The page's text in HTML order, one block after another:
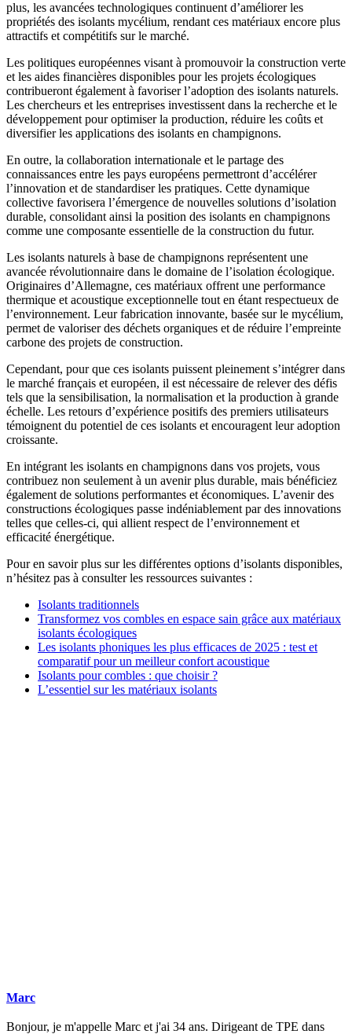
plus, les avancées technologiques continuent d’améliorer les
propriétés des isolants mycélium, rendant ces matériaux encore plus
attractifs et compétitifs sur le marché.
Les politiques européennes visant à promouvoir la construction verte
et les aides financières disponibles pour les projets écologiques
contribueront également à favoriser l’adoption des isolants naturels.
Les chercheurs et les entreprises investissent dans la recherche et le
développement pour optimiser la production, réduire les coûts et
diversifier les applications des isolants en champignons.
En outre, la collaboration internationale et le partage des
connaissances entre les pays européens permettront d’accélérer
l’innovation et de standardiser les pratiques. Cette dynamique
collective favorisera l’émergence de nouvelles solutions d’isolation
durable, consolidant ainsi la position des isolants en champignons
comme une composante essentielle de la construction du futur.
Les isolants naturels à base de champignons représentent une
avancée révolutionnaire dans le domaine de l’isolation écologique.
Originaires d’Allemagne, ces matériaux offrent une performance
thermique et acoustique exceptionnelle tout en étant respectueux de
l’environnement. Leur fabrication innovante, basée sur le mycélium,
permet de valoriser des déchets organiques et de réduire l’empreinte
carbone des projets de construction.
Cependant, pour que ces isolants puissent pleinement s’intégrer dans
le marché français et européen, il est nécessaire de relever des défis
tels que la sensibilisation, la normalisation et la production à grande
échelle. Les retours d’expérience positifs des premiers utilisateurs
témoignent du potentiel de ces isolants et encouragent leur adoption
croissante.
En intégrant les isolants en champignons dans vos projets, vous
contribuez non seulement à un avenir plus durable, mais bénéficiez
également de solutions performantes et économiques. L’avenir des
constructions écologiques passe indéniablement par des innovations
telles que celles-ci, qui allient respect de l’environnement et
efficacité énergétique.
Pour en savoir plus sur les différentes options d’isolants disponibles,
n’hésitez pas à consulter les ressources suivantes :
Isolants traditionnels
Transformez vos combles en espace sain grâce aux matériaux
isolants écologiques
Les isolants phoniques les plus efficaces de 2025 : test et
comparatif pour un meilleur confort acoustique
Isolants pour combles : que choisir ?
L’essentiel sur les matériaux isolants
Marc
Bonjour, je m'appelle Marc et j'ai 34 ans. Dirigeant de TPE dans